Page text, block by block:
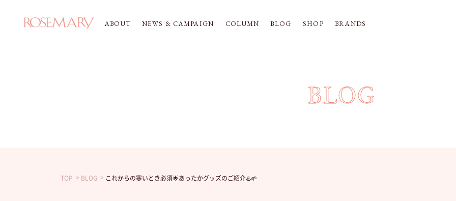
ABOUT NEWS & CAMPAIGN COLUMN BLOG SHOP BRANDS
BLOG
TOP BLOG これからの寒いとき必須🌟あったかグッズのご紹介♨️🌱